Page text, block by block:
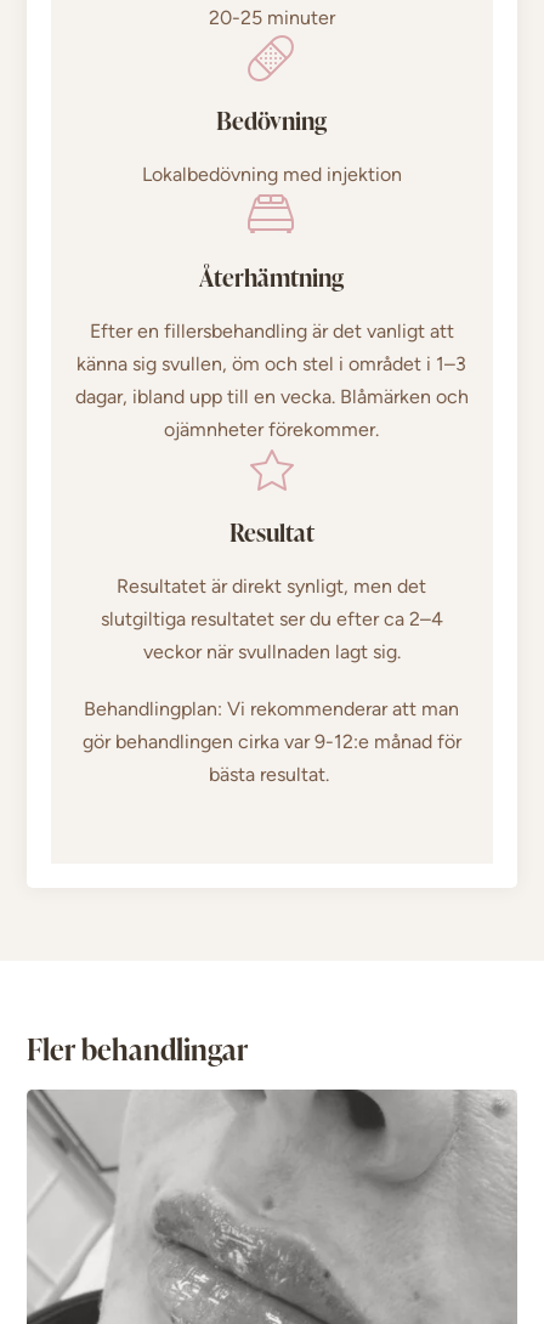
20-25 minuter
Bedövning
Lokalbedövning med injektion
Återhämtning
Efter en fillersbehandling är det vanligt att
känna sig svullen, öm och stel i området i 1–3
dagar, ibland upp till en vecka. Blåmärken och
ojämnheter förekommer.
Resultat
Resultatet är direkt synligt, men det
slutgiltiga resultatet ser du efter ca 2–4
veckor när svullnaden lagt sig.
Behandlingplan: Vi rekommenderar att man
gör behandlingen cirka var 9-12:e månad för
bästa resultat.
Fler behandlingar